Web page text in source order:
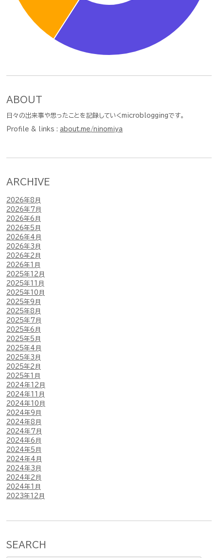
ABOUT
日々の出来事や思ったことを記録していくmicrobloggingです。
Profile & links : about.me/ninomiya
ARCHIVE
2026年8月
2026年7月
2026年6月
2026年5月
2026年4月
2026年3月
2026年2月
2026年1月
2025年12月
2025年11月
2025年10月
2025年9月
2025年8月
2025年7月
2025年6月
2025年5月
2025年4月
2025年3月
2025年2月
2025年1月
2024年12月
2024年11月
2024年10月
2024年9月
2024年8月
2024年7月
2024年6月
2024年5月
2024年4月
2024年3月
2024年2月
2024年1月
2023年12月
SEARCH